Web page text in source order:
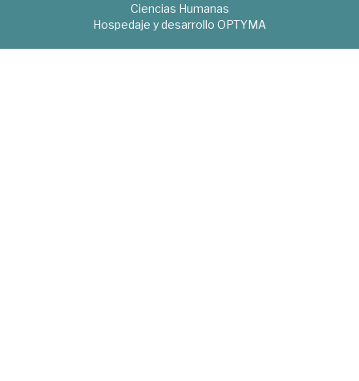
Ciencias Humanas
Hospedaje y desarrollo OPTYMA